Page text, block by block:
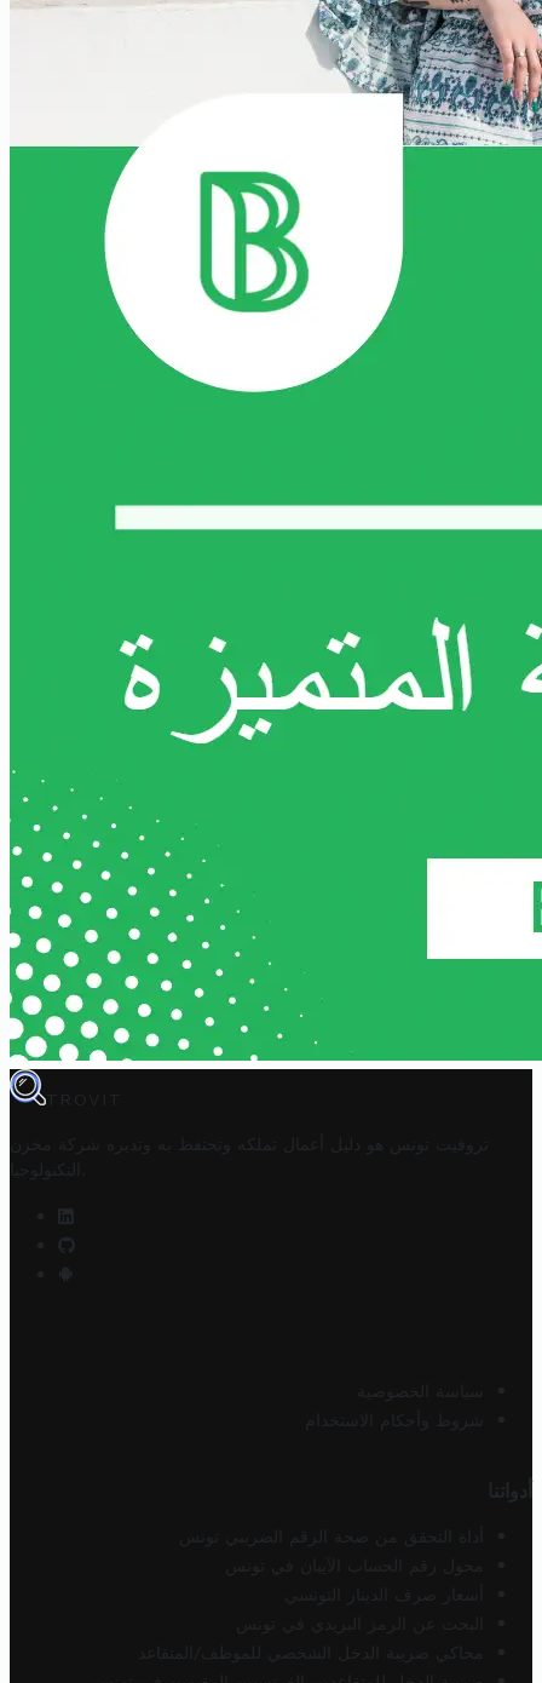
TROVIT
تروفيت تونس هو دليل أعمال تملكه وتحتفظ به وتديره
شركة مخزن
التكنولوجيا
سياسة الخصوصية
شروط وأحكام الاستخدام
أدواتنا
أداة التحقق من صحة الرقم الضريبي تونس
محول رقم الحساب الآيبان في تونس
أسعار صرف الدينار التونسي
البحث عن الرمز البريدي في تونس
محاكي ضريبة الدخل الشخصي للموظف/المتقاعد